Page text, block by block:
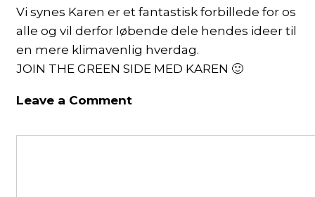
Vi synes Karen er et fantastisk forbillede for os
alle og vil derfor løbende dele hendes ideer til
en mere klimavenlig hverdag.
JOIN THE GREEN SIDE MED KAREN 🙂
Leave a Comment